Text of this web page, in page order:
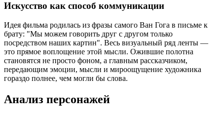
Искусство как способ коммуникации
Идея фильма родилась из фразы самого Ван Гога в письме к
брату: "Мы можем говорить друг с другом только
посредством наших картин". Весь визуальный ряд ленты —
это прямое воплощение этой мысли. Ожившие полотна
становятся не просто фоном, а главным рассказчиком,
передающим эмоции, мысли и мироощущение художника
гораздо полнее, чем могли бы слова.
Анализ персонажей